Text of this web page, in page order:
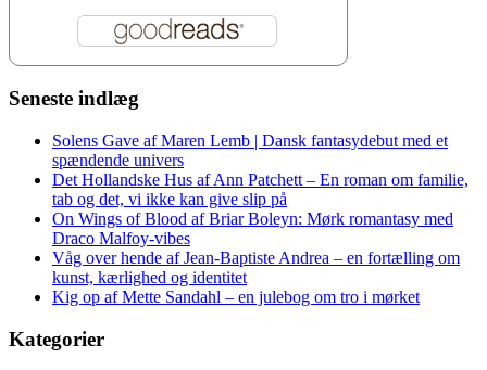
Seneste indlæg
Solens Gave af Maren Lemb | Dansk fantasydebut med et
spændende univers
Det Hollandske Hus af Ann Patchett – En roman om familie,
tab og det, vi ikke kan give slip på
On Wings of Blood af Briar Boleyn: Mørk romantasy med
Draco Malfoy-vibes
Våg over hende af Jean-Baptiste Andrea – en fortælling om
kunst, kærlighed og identitet
Kig op af Mette Sandahl – en julebog om tro i mørket
Kategorier